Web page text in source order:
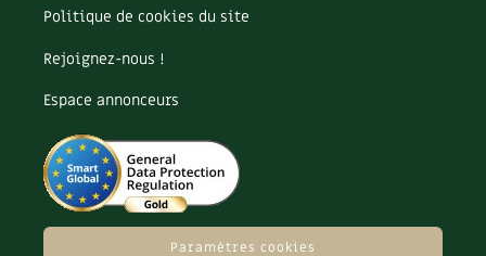
Politique de cookies du site
Rejoignez-nous !
Espace annonceurs
Paramètres cookies